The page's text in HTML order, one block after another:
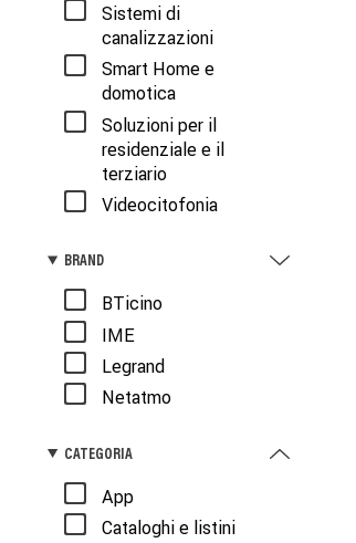
Sistemi di
canalizzazioni
Smart Home e
domotica
Soluzioni per il
residenziale e il
terziario
Videocitofonia
BRAND
BTicino
IME
Legrand
Netatmo
CATEGORIA
App
Cataloghi e listini